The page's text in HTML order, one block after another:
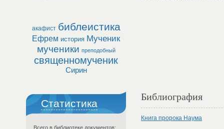
акафист библеистика
Ефрем история Мученик
мученики преподобный
священномученик
Сирин
Статистика
Всего в библиотеке документов:
Библиография
Книга пророка Наума